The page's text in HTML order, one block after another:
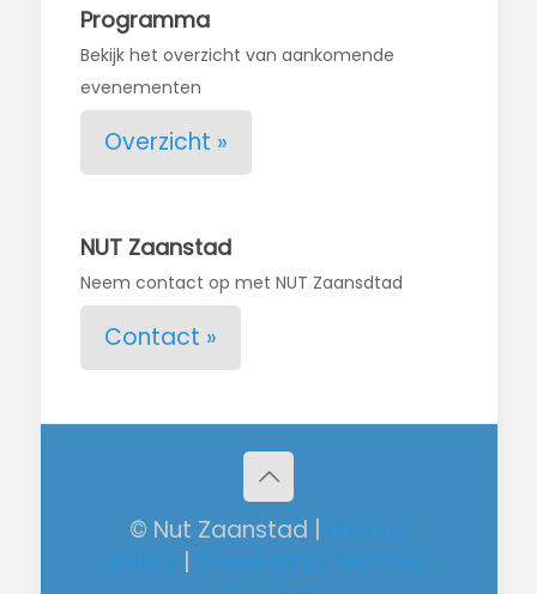
Programma
Bekijk het overzicht van aankomende
evenementen
Overzicht »
NUT Zaanstad
Neem contact op met NUT Zaansdtad
Contact »
© Nut Zaanstad |